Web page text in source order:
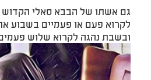
גם אשתו של הבבא סאלי הקדוש
לקרוא פעם או פעמיים בשבוע
ובשבת נהגה לקרוא שלוש